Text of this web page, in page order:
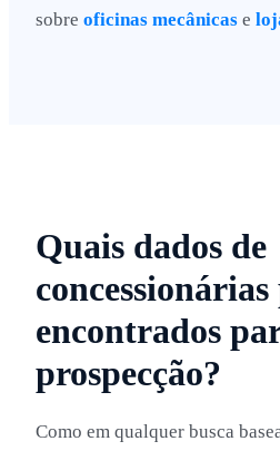
sobre oficinas mecânicas e
Quais dados de
encontrados
prospecção?
Como em qualquer busca